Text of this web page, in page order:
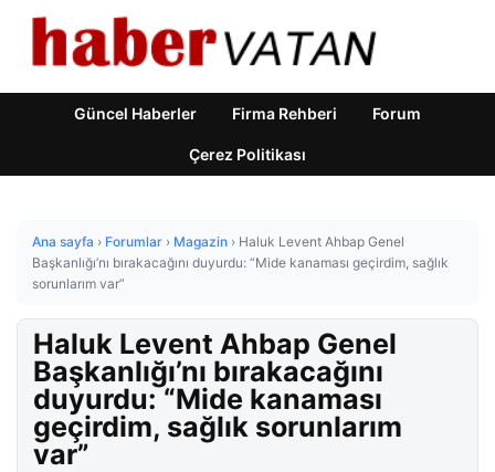
Güncel Haberler Firma Rehberi Forum
Çerez Politikası
Ana sayfa › Forumlar › Magazin › Haluk Levent Ahbap Genel
Başkanlığı’nı bırakacağını duyurdu: “Mide kanaması geçirdim, sağlık
sorunlarım var”
Haluk Levent Ahbap Genel
Başkanlığı’nı bırakacağını
duyurdu: “Mide kanaması
geçirdim, sağlık sorunlarım
var”